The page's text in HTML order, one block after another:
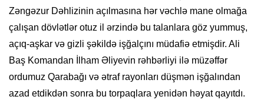
Zəngəzur Dəhlizinin açılmasına hər vəchlə mane olmağa
çalışan dövlətlər otuz il ərzində bu talanlara göz yummuş,
açıq-aşkar və gizli şəkildə işğalçını müdafiə etmişdir. Ali
Baş Komandan İlham Əliyevin rəhbərliyi ilə müzəffər
ordumuz Qarabağı və ətraf rayonları düşmən işğalından
azad etdikdən sonra bu torpaqlara yenidən həyat qayıtdı.